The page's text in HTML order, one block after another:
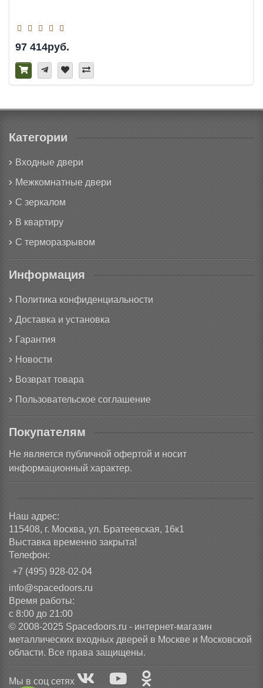
97 414руб.
Категории
Входные двери
Межкомнатные двери
С зеркалом
В квартиру
С терморазрывом
Информация
Политика конфиденциальности
Доставка и установка
Гарантия
Новости
Возврат товара
Пользовательское соглашение
Покупателям
Не является публичной офертой и носит
информационный характер.
Наш адрес:
115408, г. Москва, ул. Братеевская, 16к1
Выставка временно закрыта!
Телефон:
+7 (495) 928-02-04
info@spacedoors.ru
Время работы:
с 8:00 до 21:00
© 2008-2025 Spacedoors.ru - интернет-магазин
металлических входных дверей в Москве и Московской
области. Все права защищены.
Мы в соц сетях